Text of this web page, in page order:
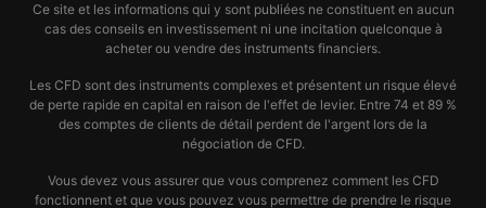
Ce site et les informations qui y sont publiées ne constituent en aucun
cas des conseils en investissement ni une incitation quelconque à
acheter ou vendre des instruments financiers.
Les CFD sont des instruments complexes et présentent un risque élevé
de perte rapide en capital en raison de l'effet de levier. Entre 74 et 89 %
des comptes de clients de détail perdent de l'argent lors de la
négociation de CFD.
Vous devez vous assurer que vous comprenez comment les CFD
fonctionnent et que vous pouvez vous permettre de prendre le risque